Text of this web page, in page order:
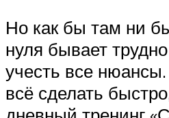
Но как бы там ни
нуля бывает
учесть все
всё сделать